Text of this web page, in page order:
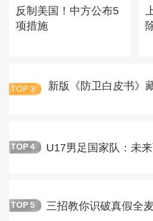
反制美国！中方公布5
项措施
TOP 3 新版《防卫白皮书》
TOP 4 U17男足国家队：未
TOP 5 三招教你识破真假全